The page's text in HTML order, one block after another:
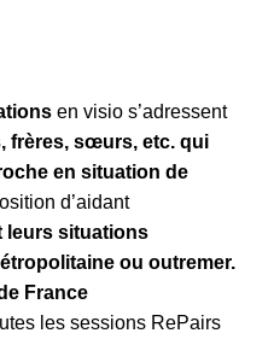
en visio s’adressent
frères, sœurs, etc. qui
en situation de
d’aidant
leurs situations
ou outremer.
France
les sessions RePairs